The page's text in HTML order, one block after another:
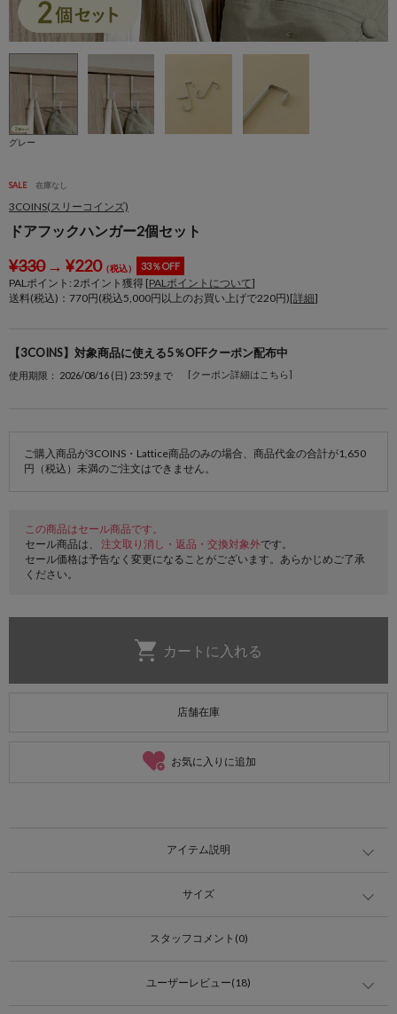
グレー
SALE 在庫なし
3COINS(スリーコインズ)
ドアフックハンガー2個セット
¥330→ ¥220（税込） 33％OFF
PALポイント: 2ポイント獲得 [PALポイントについて]
送料(税込)：770円(税込5,000円以上のお買い上げで220円)[詳細]
【3COINS】対象商品に使える5％OFFクーポン配布中
使用期限： 2026/08/16 (日) 23:59まで [クーポン詳細はこちら]
ご購入商品が3COINS・Lattice商品のみの場合、商品代金の合計が1,650
円（税込）未満のご注文はできません。
この商品はセール商品です。
セール商品は、 注文取り消し・返品・交換対象外です。
セール価格は予告なく変更になることがございます。あらかじめご了承
ください。
店舗在庫
お気に入りに追加
アイテム説明
サイズ
スタッフコメント(0)
ユーザーレビュー(18)